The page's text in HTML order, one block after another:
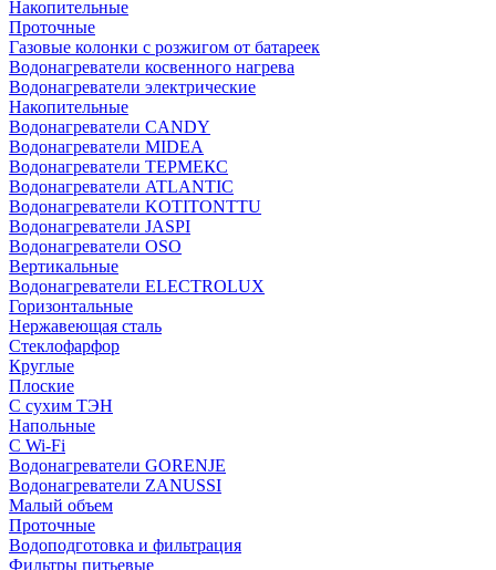
Накопительные
Проточные
Газовые колонки с розжигом от батареек
Водонагреватели косвенного нагрева
Водонагреватели электрические
Накопительные
Водонагреватели CANDY
Водонагреватели MIDEA
Водонагреватели ТЕРМЕКС
Водонагреватели ATLANTIC
Водонагреватели KOTITONTTU
Водонагреватели JASPI
Водонагреватели OSO
Вертикальные
Водонагреватели ELECTROLUX
Горизонтальные
Нержавеющая сталь
Стеклофарфор
Круглые
Плоские
С сухим ТЭН
Напольные
С Wi-Fi
Водонагреватели GORENJE
Водонагреватели ZANUSSI
Малый объем
Проточные
Водоподготовка и фильтрация
Фильтры питьевые